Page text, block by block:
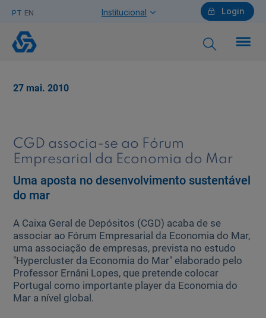
PT EN Login
Institucional
Saiba mais sobre a Chave Móvel Digital
Empresas
Ajuda Empresas
CGD
associa-
Fórum
Empresarial
Mar
27 mai. 2010
CGD associa-se ao Fórum
Empresarial da Economia do Mar
Uma aposta no desenvolvimento sustentável
do mar
A Caixa Geral de Depósitos (CGD) acaba de se
associar ao Fórum Empresarial da Economia do Mar,
uma associação de empresas, prevista no estudo
"Hypercluster da Economia do Mar" elaborado pelo
Professor Ernâni Lopes, que pretende colocar
Portugal como importante player da Economia do
Mar a nível global.